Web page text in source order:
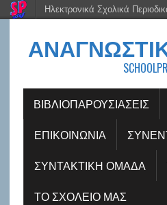
ΒΙΒΛΙΟΠΑΡΟΥΣΙΆΣΕΙΣ
ΕΠΙΚΟΙΝΩΝΙΑ
ΣΥΝΤΑΚΤΙΚΗ ΟΜΑΔΑ
ΤΟ ΣΧΟΛΕΙΟ ΜΑΣ
Ηλεκτρονικά Σχολικά